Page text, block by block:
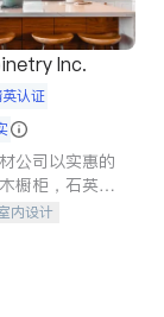
Inc.
认证
公司以实惠的
橱柜，石英石
质不锈钢水
内设计